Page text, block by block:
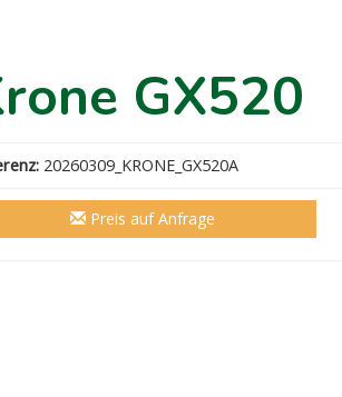
GX520
20260309_KRONE_GX520A
Preis auf Anfrage